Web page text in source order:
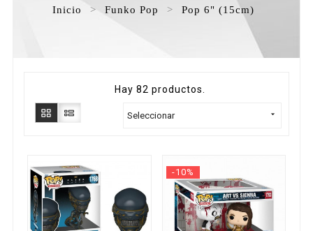
Inicio Funko Pop Pop 6" (15cm)
Hay 82 productos.
Seleccionar 
-10%